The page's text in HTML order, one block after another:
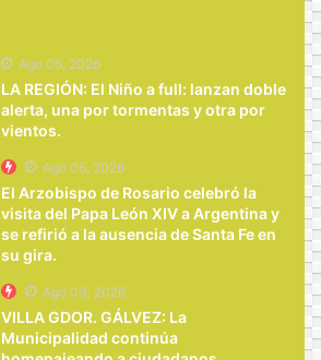
Ago 05, 2026
LA REGIÓN: El Niño a full: lanzan doble
alerta, una por tormentas y otra por
vientos.
Ago 05, 2026
El Arzobispo de Rosario celebró la
visita del Papa León XIV a Argentina y
se refirió a la ausencia de Santa Fe en
su gira.
Ago 03, 2026
VILLA GDOR. GÁLVEZ: La
Municipalidad continúa